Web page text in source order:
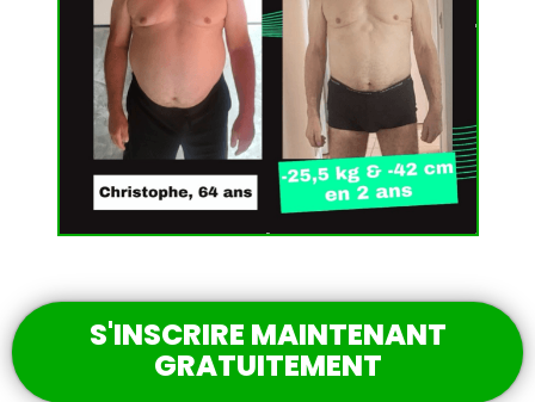
S'INSCRIRE MAINTENANT
GRATUITEMENT